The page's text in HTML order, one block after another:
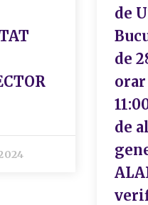
de
de
orar
de